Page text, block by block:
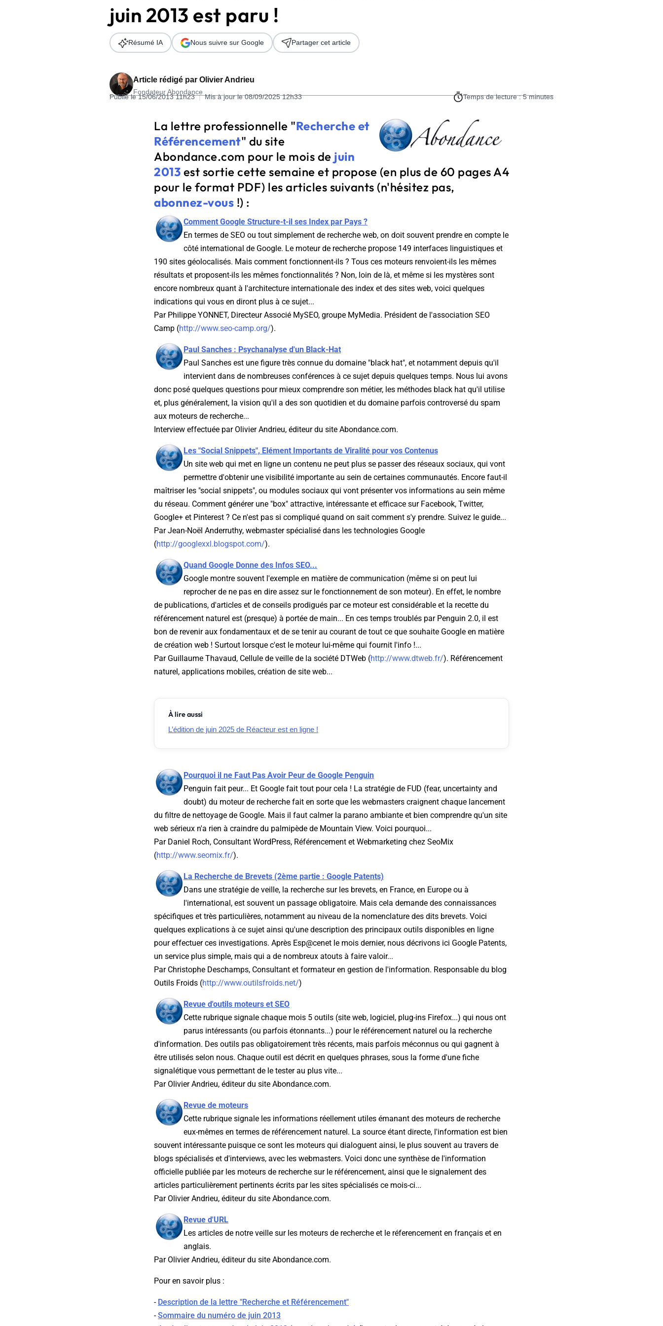
Télécharger l'Ebook
Formation SEO & GEO - Edition 2026
juin 2013 est paru !
Article rédigé par Olivier Andrieu
Fondateur Abondance
Publié le 15/06/2013 11h23 | Mis à jour le 08/09/2025 12h33 Temps de lecture : 5 minutes
Résumé IA Nous suivre sur Google Partager cet article
La lettre professionnelle "Recherche et
Référencement" du site
Abondance.com pour le mois de juin
2013 est sortie cette semaine et propose (en plus de 60 pages A4
pour le format PDF) les articles suivants (n'hésitez pas,
abonnez-vous !) :
Comment Google Structure-t-il ses Index par Pays ?
En termes de SEO ou tout simplement de recherche web, on doit souvent prendre en compte le
côté international de Google. Le moteur de recherche propose 149 interfaces linguistiques et
190 sites géolocalisés. Mais comment fonctionnent-ils ? Tous ces moteurs renvoient-ils les mêmes
résultats et proposent-ils les mêmes fonctionnalités ? Non, loin de là, et même si les mystères sont
encore nombreux quant à l'architecture internationale des index et des sites web, voici quelques
indications qui vous en diront plus à ce sujet...
Par Philippe YONNET, Directeur Associé MySEO, groupe MyMedia. Président de l'association SEO
Camp (http://www.seo-camp.org/).
Paul Sanches : Psychanalyse d'un Black-Hat
Paul Sanches est une figure très connue du domaine "black hat", et notamment depuis qu'il
intervient dans de nombreuses conférences à ce sujet depuis quelques temps. Nous lui avons
donc posé quelques questions pour mieux comprendre son métier, les méthodes black hat qu'il utilise
et, plus généralement, la vision qu'il a des son quotidien et du domaine parfois controversé du spam
aux moteurs de recherche...
Interview effectuée par Olivier Andrieu, éditeur du site Abondance.com.
Les "Social Snippets", Elément Importants de Viralité pour vos Contenus
Un site web qui met en ligne un contenu ne peut plus se passer des réseaux sociaux, qui vont
permettre d'obtenir une visibilité importante au sein de certaines communautés. Encore faut-il
maîtriser les "social snippets", ou modules sociaux qui vont présenter vos informations au sein même
du réseau. Comment générer une "box" attractive, intéressante et efficace sur Facebook, Twitter,
Google+ et Pinterest ? Ce n'est pas si compliqué quand on sait comment s'y prendre. Suivez le guide...
Par Jean-Noël Anderruthy, webmaster spécialisé dans les technologies Google
(http://googlexxl.blogspot.com/).
Quand Google Donne des Infos SEO...
Google montre souvent l'exemple en matière de communication (même si on peut lui
reprocher de ne pas en dire assez sur le fonctionnement de son moteur). En effet, le nombre
de publications, d'articles et de conseils prodigués par ce moteur est considérable et la recette du
référencement naturel est (presque) à portée de main... En ces temps troublés par Penguin 2.0, il est
bon de revenir aux fondamentaux et de se tenir au courant de tout ce que souhaite Google en matière
de création web ! Surtout lorsque c'est le moteur lui-même qui fournit l'info !...
Par Guillaume Thavaud, Cellule de veille de la société DTWeb (http://www.dtweb.fr/). Référencement
naturel, applications mobiles, création de site web...
À lire aussi
L’édition de juin 2025 de Réacteur est en ligne !
Pourquoi il ne Faut Pas Avoir Peur de Google Penguin
Penguin fait peur... Et Google fait tout pour cela ! La stratégie de FUD (fear, uncertainty and
doubt) du moteur de recherche fait en sorte que les webmasters craignent chaque lancement
du filtre de nettoyage de Google. Mais il faut calmer la parano ambiante et bien comprendre qu'un site
web sérieux n'a rien à craindre du palmipède de Mountain View. Voici pourquoi...
Par Daniel Roch, Consultant WordPress, Référencement et Webmarketing chez SeoMix
(http://www.seomix.fr/).
La Recherche de Brevets (2ème partie : Google Patents)
Dans une stratégie de veille, la recherche sur les brevets, en France, en Europe ou à
l'international, est souvent un passage obligatoire. Mais cela demande des connaissances
spécifiques et très particulières, notamment au niveau de la nomenclature des dits brevets. Voici
quelques explications à ce sujet ainsi qu'une description des principaux outils disponibles en ligne
pour effectuer ces investigations. Après Esp@cenet le mois dernier, nous décrivons ici Google Patents,
un service plus simple, mais qui a de nombreux atouts à faire valoir...
Par Christophe Deschamps, Consultant et formateur en gestion de l'information. Responsable du blog
Outils Froids (http://www.outilsfroids.net/)
Revue d'outils moteurs et SEO
Cette rubrique signale chaque mois 5 outils (site web, logiciel, plug-ins Firefox...) qui nous ont
parus intéressants (ou parfois étonnants...) pour le référencement naturel ou la recherche
d'information. Des outils pas obligatoirement très récents, mais parfois méconnus ou qui gagnent à
être utilisés selon nous. Chaque outil est décrit en quelques phrases, sous la forme d'une fiche
signalétique vous permettant de le tester au plus vite...
Par Olivier Andrieu, éditeur du site Abondance.com.
Revue de moteurs
Cette rubrique signale les informations réellement utiles émanant des moteurs de recherche
eux-mêmes en termes de référencement naturel. La source étant directe, l'information est bien
souvent intéressante puisque ce sont les moteurs qui dialoguent ainsi, le plus souvent au travers de
blogs spécialisés et d'interviews, avec les webmasters. Voici donc une synthèse de l'information
officielle publiée par les moteurs de recherche sur le référencement, ainsi que le signalement des
articles particulièrement pertinents écrits par les sites spécialisés ce mois-ci...
Par Olivier Andrieu, éditeur du site Abondance.com.
Revue d'URL
Les articles de notre veille sur les moteurs de recherche et le réferencement en français et en
anglais.
Par Olivier Andrieu, éditeur du site Abondance.com.
Pour en savoir plus :
- Description de la lettre "Recherche et Référencement"
-Sommaire du numéro de juin 2013